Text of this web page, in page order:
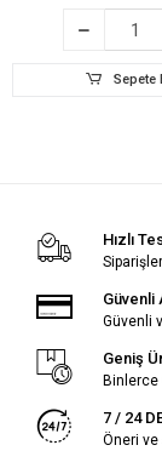
Sepete
Hızlı
Güvenli
Güvenli
Geniş
7 / 24
Öneri